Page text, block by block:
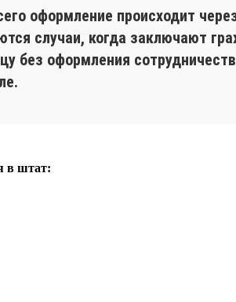
оформление происходит
случаи, когда заключают
без оформления
в штат: